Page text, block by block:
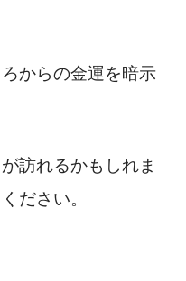
からの金運を暗示
訪れるかもしれま
ださい。